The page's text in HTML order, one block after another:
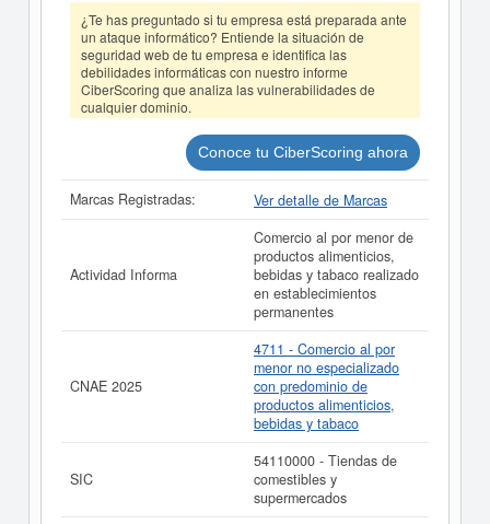
Si está interesado en conocer más datos de la empresa
CONSUM S COOP V puedeacceder inmediatamente a
este Informe ampliadode CONSUM S COOP V y
consultar los resultados de sus años de actividad, así
como los balances y cuentas de resultados disponibles.
EMPRESAS. Este distintivo se otorga a las principales
empresas españolas por volumen de facturación.
La última actualización del informe de empresa se ha
realizado el 04/08/2026.
¿Te has preguntado si tu empresa está preparada ante
un ataque informático? Entiende la situación de
seguridad web de tu empresa e identifica las
debilidades informáticas con nuestro informe
CiberScoring que analiza las vulnerabilidades de
cualquier dominio.
Conoce tu CiberScoring ahora
Marcas Registradas: Ver detalle de Marcas
Actividad Informa
Comercio al por menor de
productos alimenticios,
bebidas y tabaco realizado
en establecimientos
permanentes
CNAE 2025
4711 - Comercio al por
menor no especializado
con predominio de
productos alimenticios,
bebidas y tabaco
SIC
54110000 - Tiendas de
comestibles y
supermercados